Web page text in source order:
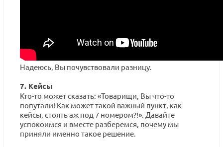
Надеюсь, Вы почувствовали разницу.
7. Кейсы
Кто-то может сказать: «Товарищи, Вы что-то
попутали! Как может такой важный пункт, как
кейсы, стоять аж под 7 номером?!». Давайте
успокоимся и вместе разберемся, почему мы
приняли именно такое решение.